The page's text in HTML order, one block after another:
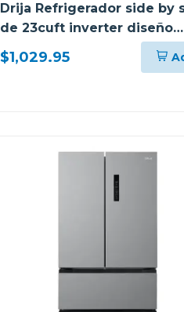
Drija Refrigerador side by
de 23cuft inverter diseño
vidrio negro
$1,029.95